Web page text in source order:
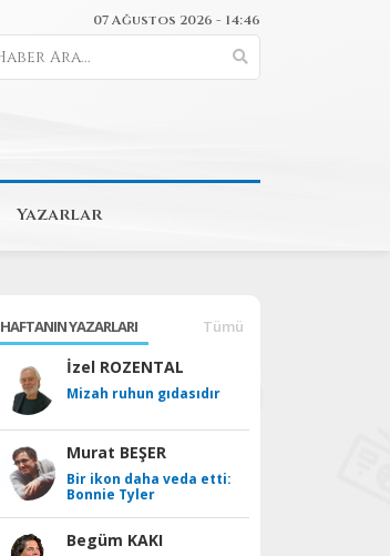
07 Ağustos 2026 - 14:46
Yazarlar
HAFTANIN YAZARLARI Tümü
İzel ROZENTAL
Mizah ruhun gıdasıdır
Murat BEŞER
Bir ikon daha veda etti:
Bonnie Tyler
Begüm KAKI